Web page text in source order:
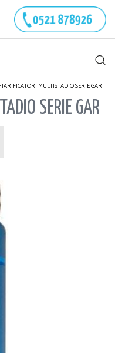
MULTISTADIO SERIE GAR
SERIE GAR